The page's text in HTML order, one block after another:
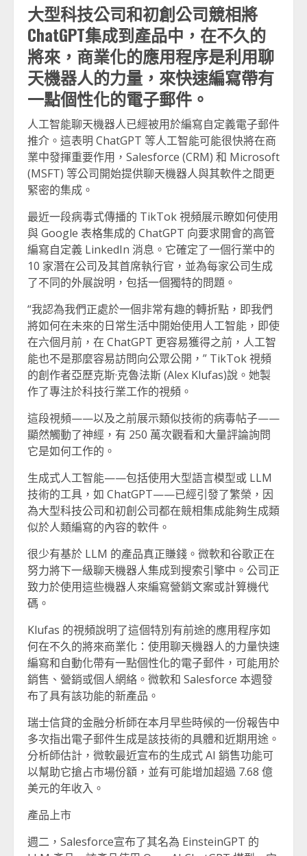
大型科技公司和初創公司競相將
ChatGPT集成到產品中，在不久的
將來，商業化的應用程序是利用聊
天機器人的力量，來快速編寫帶有
一點個性化的電子郵件。
人工智能聊天機器人已經被用於編寫自定義電子郵件
推介。這表明 ChatGPT 等人工智能可能很快將在商
業中發揮重要作用，Salesforce (CRM) 和 Microsoft
(MSFT) 等公司開始提供聊天機器人與其軟件之間更
緊密的集成。
最近一段病毒式傳播的 TikTok 視頻展示瞭如何使用
與 Google 表格集成的 ChatGPT 向要求開會的高管
編寫自定義 LinkedIn 消息。它確定了一個行業中的
10 家潛在公司及其首席執行官，並為每家公司生成
了不同的外展說明，包括一個獨特的問題。
“我認為我們正處於一個非常有趣的轉折點，即我們
將如何在未來的日常生活中開始使用人工智能，即使
在六個月前，在 ChatGPT 更容易獲得之前，人工智
能也不是那麼容易訪問向公眾公開，” TikTok 視頻
的創作者亞歷克斯·克魯法斯 (Alex Klufas)說。她製
作了專注於科技行業工作的視頻。
這段視頻——以及之前展示類似技術的病毒帖子——
顯然觸動了神經，有 250 萬次觀看和大量評論詢問
它是如何工作的。
生成式人工智能——包括使用大型語言模型或 LLM
技術的工具，如 ChatGPT——已經引發了繁榮，因
為大型科技公司和初創公司都在競相集成能夠生成類
似於人類編寫的內容的軟件。
很少有基於 LLM 的產品真正賺錢。微軟和谷歌正在
努力將下一級聊天機器人集成到搜索引擎中。公司正
致力於使用這些機器人來編寫營銷文案或計算機代
碼。
Klufas 的視頻說明了這個特別有前途的應用程序如
何在不久的將來商業化：使用聊天機器人的力量快速
編寫和自動化帶有一點個性化的電子郵件，可能用於
銷售、營銷或個人網絡。微軟和 Salesforce 本週發
布了具有該功能的新產品。
瑞士信貸的金融分析師在本月早些時候的一份報告中
多次指出電子郵件生成是該技術的具體和近期用途。
分析師估計，微軟最近宣布的生成式 AI 銷售功能可
以幫助它搶占市場份額，並有可能增加超過 7.68 億
美元的年收入。
產品上市
週二，Salesforce宣布了其名為 EinsteinGPT 的